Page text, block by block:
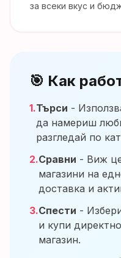
за всеки вкус и
🎯 Как
1.Търси -
да намериш
разгледай по
2.Сравни - Виж
магазини на
доставка и
3.Спести -
и купи
магазин.